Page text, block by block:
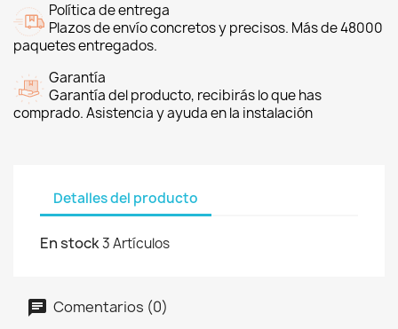
Política de entrega
Plazos de envío concretos y precisos. Más de 48000
paquetes entregados.
Garantía
Garantía del producto, recibirás lo que has
comprado. Asistencia y ayuda en la instalación
Detalles del producto
En stock3 Artículos
Comentarios (0)